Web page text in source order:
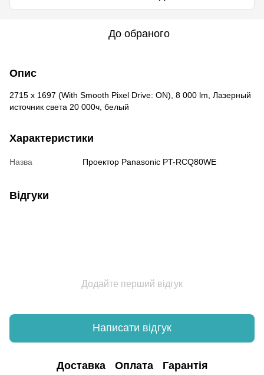
До обраного
Опис
2715 x 1697 (With Smooth Pixel Drive: ON), 8 000 lm, Лазерный
источник света 20 000ч, белый
Характеристики
Назва Проектор Panasonic PT-RCQ80WE
Відгуки
Додайте перший відгук
Написати відгук
Доставка Оплата Гарантія